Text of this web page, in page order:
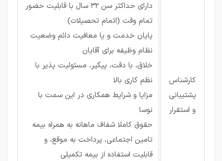
کارشناس
پشتیبانی
و استقرار
دارای حداکثر سن 32 سال با قابلیت حضور
تمام وقت (اتمام تحصیلات)
پایان خدمت و یا معافیت دائم وضعیت
نظام وظیفه برای آقایان
خلاق، با دقت، پیگیر، مسئولیت پذیر با
نظم کاری بالا
مزایا و شرایط همکاری در این سمت با
نوسا
حقوق کاملا شفاف ماهانه به همراه بیمه
تامین اجتماعی، پرداخت به موقع، و
قابلیت استفاده از بیمه تکمیلی